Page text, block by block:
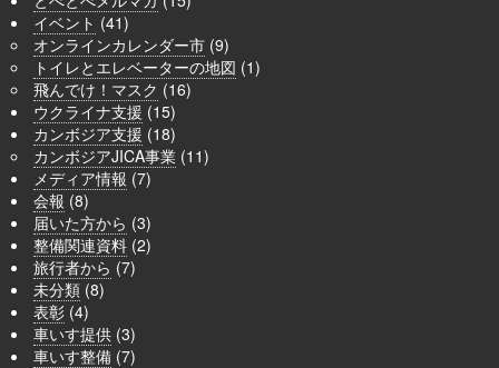
イベント (41)
オンラインカレンダー市 (9)
トイレとエレベーターの地図 (1)
飛んでけ！マスク (16)
ウクライナ支援 (15)
カンボジア支援 (18)
カンボジアJICA事業 (11)
メディア情報 (7)
会報 (8)
届いた方から (3)
整備関連資料 (2)
旅行者から (7)
未分類 (8)
表彰 (4)
車いす提供 (3)
車いす整備 (7)